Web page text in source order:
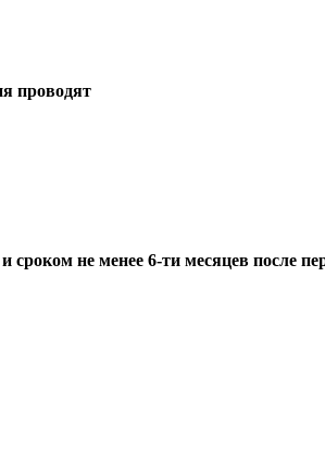
проводят
сроком не менее 6-ти месяцев после